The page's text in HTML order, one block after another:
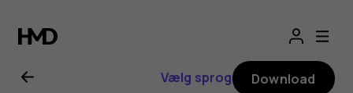
Brugervejledning
til Vælg sprog Download